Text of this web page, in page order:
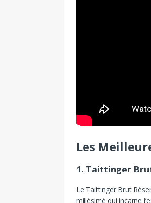
Les
1. Taittinger
Le Taittinger Brut
millésimé qui incarne